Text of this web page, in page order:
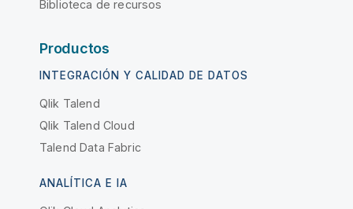
Biblioteca de recursos
Productos
INTEGRACIÓN Y CALIDAD DE DATOS
Qlik Talend
Qlik Talend Cloud
Talend Data Fabric
ANALÍTICA E IA